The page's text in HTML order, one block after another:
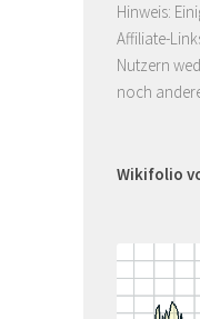
Hinweis:
Affiliate-
Nutzern
noch
Wikifolio